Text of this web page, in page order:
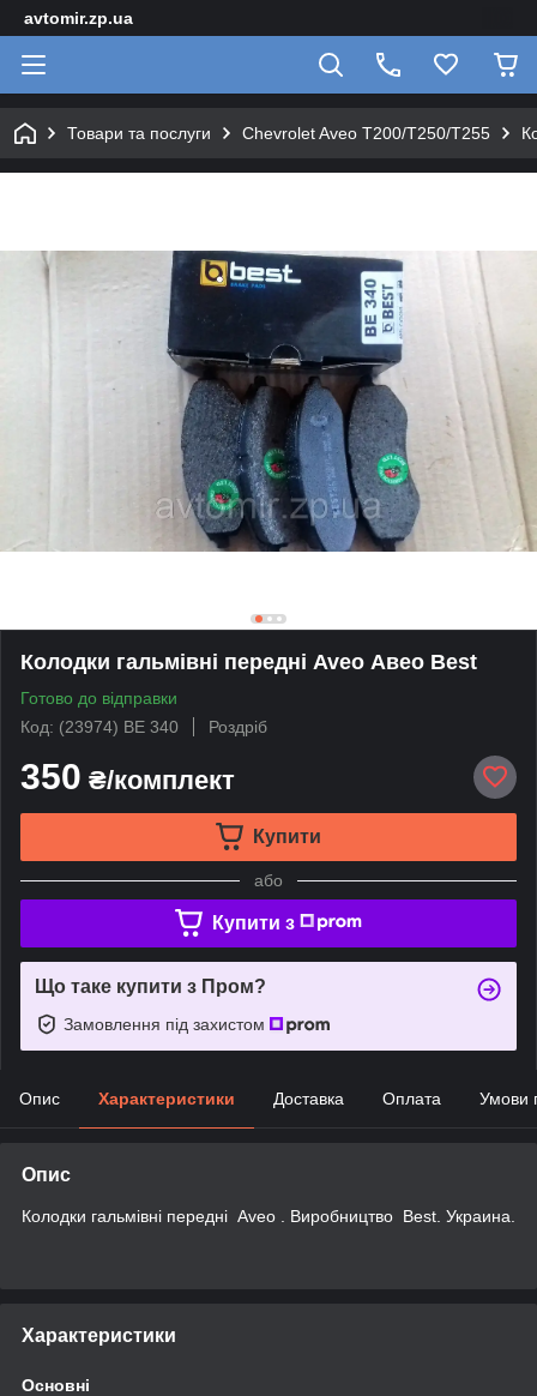
avtomir.zp.ua
Товари та послуги Chevrolet Aveo T200/T250/T255
Колодки гальмівні передні Aveo Авео Best
Готово до відправки
Код: (23974) BE 340
Роздріб
350 ₴/комплект
Купити
або
Купити з
Що таке купити з Пром?
Замовлення під захистом
Опис Характеристики Доставка Оплата Умови
Опис
Колодки гальмівні передні Aveo . Виробництво Best. Украина.
Характеристики
Основні